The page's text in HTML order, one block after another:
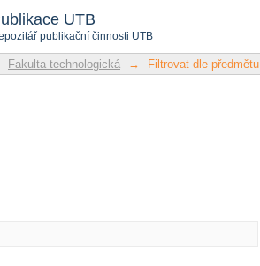
UTB
publikační činnosti UTB
Fakulta technologická → Filtrovat dle předmětu